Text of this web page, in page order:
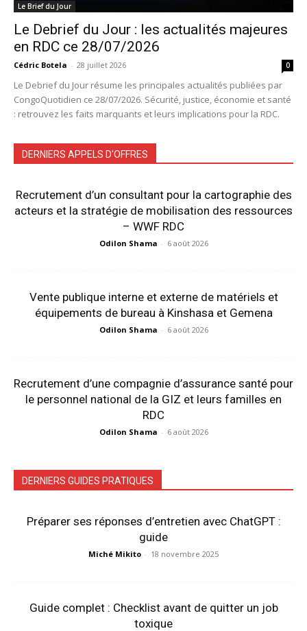
Le Brief du Jour
Le Debrief du Jour : les actualités majeures
en RDC ce 28/07/2026
Cédric Botela - 28 juillet 2026 0
Le Debrief du Jour résume les principales actualités publiées par
CongoQuotidien ce 28/07/2026. Sécurité, justice, économie et santé
: retrouvez les faits marquants et leurs implications pour la RDC.
DERNIERS APPELS D'OFFRES
Recrutement d’un consultant pour la cartographie des
acteurs et la stratégie de mobilisation des ressources
– WWF RDC
Odilon Shama - 6 août 2026
Vente publique interne et externe de matériels et
équipements de bureau à Kinshasa et Gemena
Odilon Shama - 6 août 2026
Recrutement d’une compagnie d’assurance santé pour
le personnel national de la GIZ et leurs familles en
RDC
Odilon Shama - 6 août 2026
DERNIERS GUIDES PRATIQUES
Préparer ses réponses d’entretien avec ChatGPT :
guide
Miché Mikito - 18 novembre 2025
Guide complet : Checklist avant de quitter un job
toxique